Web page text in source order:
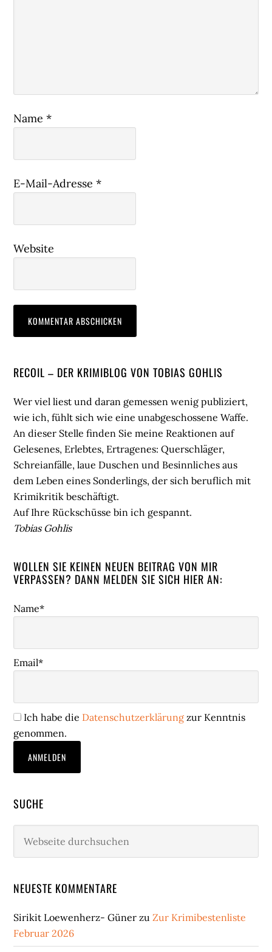
Name*
E-Mail-Adresse*
Website
Seitenspalte
RECOIL – DER KRIMIBLOG VON TOBIAS GOHLIS
Wer viel liest und daran gemessen wenig publiziert,
wie ich, fühlt sich wie eine unabgeschossene Waffe.
An dieser Stelle finden Sie meine Reaktionen auf
Gelesenes, Erlebtes, Ertragenes: Querschläger,
Schreianfälle, laue Duschen und Besinnliches aus
dem Leben eines Sonderlings, der sich beruflich mit
Krimikritik beschäftigt.
Auf Ihre Rückschüsse bin ich gespannt.
Tobias Gohlis
WOLLEN SIE KEINEN NEUEN BEITRAG VON MIR
VERPASSEN? DANN MELDEN SIE SICH HIER AN:
Name*
Email*
Ich habe die Datenschutzerklärung zur Kenntnis
genommen.
SUCHE
durchsuchen
NEUESTE KOMMENTARE
Sirikit Loewenherz- Güner zuZur Krimibestenliste
Februar 2026